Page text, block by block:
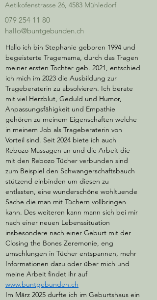
Aetikofenstrasse 26, 4583 Mühledorf
079 254 11 80
hallo@buntgebunden.ch
Hallo ich bin Stephanie geboren 1994 und
begeisterte Tragemama, durch das Tragen
meiner ersten Tochter geb. 2021, entschied
ich mich im 2023 die Ausbildung zur
Trageberaterin zu absolvieren. Ich berate
mit viel Herzblut, Geduld und Humor,
Anpassungsfähigkeit und Empathie
gehören zu meinem Eigenschaften welche
in meinem Job als Trageberaterin von
Vorteil sind. Seit 2024 biete ich auch
Rebozo Massagen an und die Arbeit die
mit den Rebozo Tücher verbunden sind
zum Beispiel den Schwangerschaftsbauch
stützend einbinden um diesen zu
entlasten, eine wunderschöne wohltuende
Sache die man mit Tüchern vollbringen
kann. Des weiteren kann mann sich bei mir
nach einer neuen Lebenssituation
insbesondere nach einer Geburt mit der
Closing the Bones Zeremonie, eng
umschlungen in Tücher entspannen, mehr
Informationen dazu oder über mich und
meine Arbeit findet ihr auf
www.buntgebunden.ch
Im März 2025 durfte ich im Geburtshaus ein